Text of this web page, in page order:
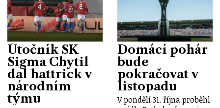
Útočník SK
Sigma Chytil
dal hattrick v
národním
týmu
Domácí pohár
bude
pokračovat v
listopadu
V pondělí 31. října proběhl